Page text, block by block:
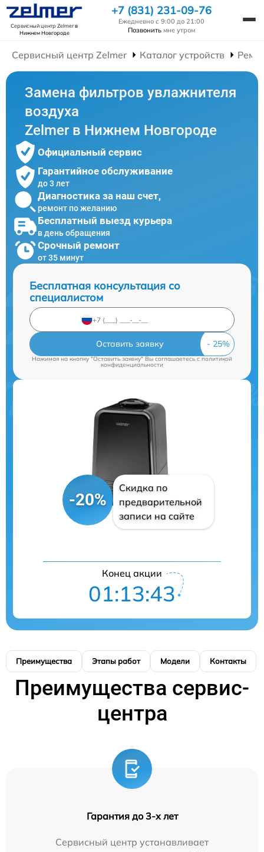
Сервисный центр Zelmerв
Нижнем Новгороде
+7 (831) 231-09-76
Ежедневно с 9:00 до 21:00
Позвонить мне утром
Сервисный центр Zelmer Каталог устройств
Замена фильтров увлажнителя
воздуха
Zelmer в Нижнем Новгороде
Официальный сервис
Гарантийное обслуживание
до 3 лет
Диагностика за наш счет,
ремонт по желанию
Бесплатный выезд курьера
в день обращения
Срочный ремонт
от 35 минут
Бесплатная консультация со
специалистом
Оставить заявку
Нажимая на кнопку "Оставить заявку" Вы соглашаетесь c политикой
конфиденциальности
-20%
Скидка по
предварительной
записи на сайте
Конец акции
01:13:43
Преимущества Этапы работ Модели Контакты
Преимущества сервис-
центра
Гарантия до 3-х лет
Сервисный центр устанавливает